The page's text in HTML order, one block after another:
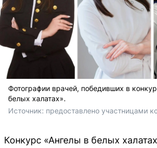
Фотографии врачей, победивших в
белых халатах».
Источник: предоставлено участницами
Конкурс «Ангелы в белых